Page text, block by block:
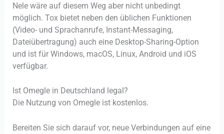
Nele wäre auf diesem Weg aber nicht unbe­dingt
möglich. Tox bietet neben den üblichen Funktionen
(Video- und Sprachanrufe, Instant-Messaging,
Dateiübertragung) auch eine Desktop-Sharing-Option
und ist für Windows, macOS, Linux, Android und iOS
verfügbar.
Ist Omegle in Deutschland legal?
Die Nutzung von Omegle ist kostenlos.
Bereiten Sie sich darauf vor, neue Verbindungen auf eine